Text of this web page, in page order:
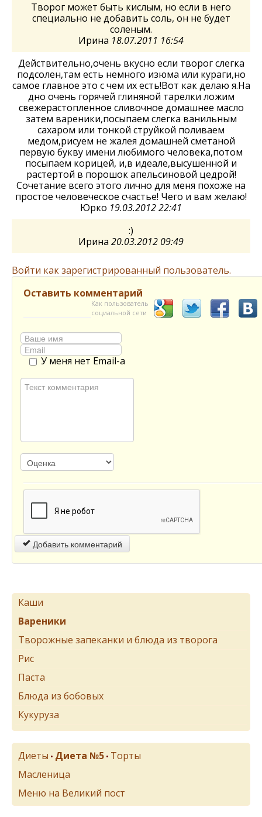
Творог может быть кислым, но если в него
специально не добавить соль, он не будет
соленым.
Ирина 18.07.2011 16:54
Действительно,очень вкусно если творог слегка
подсолен,там есть немного изюма или кураги,но
самое главное это с чем их есть!Вот как делаю я.На
дно очень горячей глиняной тарелки ложим
свежерастопленное сливочное домашнее масло
затем вареники,посыпаем слегка ванильным
сахаром или тонкой струйкой поливаем
медом,рисуем не жалея домашней сметаной
первую букву имени любимого человека,потом
посыпаем корицей, и,в идеале,высушенной и
растертой в порошок апельсиновой цедрой!
Сочетание всего этого лично для меня похоже на
простое человеческое счастье! Чего и вам желаю!
Юрко 19.03.2012 22:41
:)
Ирина 20.03.2012 09:49
Войти как зарегистрированный пользователь.
Оставить комментарий
Как пользователь
социальной сети
У меня нет Email-а
Добавить комментарий
Каши
Вареники
Творожные запеканки и блюда из творога
Рис
Паста
Блюда из бобовых
Кукуруза
Диеты • Диета №5 • Торты
Масленица
Меню на Великий пост